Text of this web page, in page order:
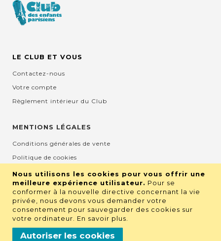
Nous utilisons les cookies pour vous offrir une
meilleure expérience utilisateur. Pour se
conformer à la nouvelle directive concernant la vie
privée, nous devons vous demander votre
consentement pour sauvegarder des cookies sur
votre ordinateur. En savoir plus
Autoriser les cookies
LE CLUB ET VOUS
Contactez-nous
Votre compte
Règlement intérieur du Club
MENTIONS LÉGALES
Conditions générales de vente
Politique de cookies
Mentions légales et CGU
Protection de la vie privée
RETROUVEZ NOUS SUR LES RÉSEAUX